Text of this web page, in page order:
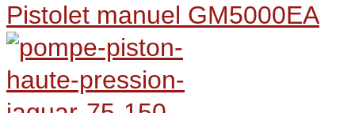
Pistolet manuel GM5000EA